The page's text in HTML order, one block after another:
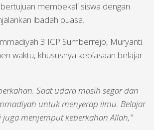
membekali siswa dengan
ibadah puasa.
3 ICP Sumberrejo, Muryanti.
waktu, khususnya kebiasaan belajar
Saat udara masih segar dan
untuk menyerap ilmu. Belajar
menjemput keberkahan Allah,”